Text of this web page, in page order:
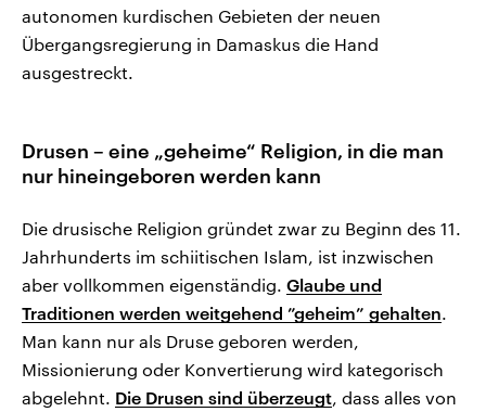
autonomen kurdischen Gebieten der neuen
Übergangsregierung in Damaskus die Hand
ausgestreckt.
Drusen – eine „geheime“ Religion, in die man
nur hineingeboren werden kann
Die drusische Religion gründet zwar zu Beginn des 11.
Jahrhunderts im schiitischen Islam, ist inzwischen
aber vollkommen eigenständig. Glaube und
Traditionen werden weitgehend ”geheim” gehalten.
Man kann nur als Druse geboren werden,
Missionierung oder Konvertierung wird kategorisch
abgelehnt. Die Drusen sind überzeugt, dass alles von